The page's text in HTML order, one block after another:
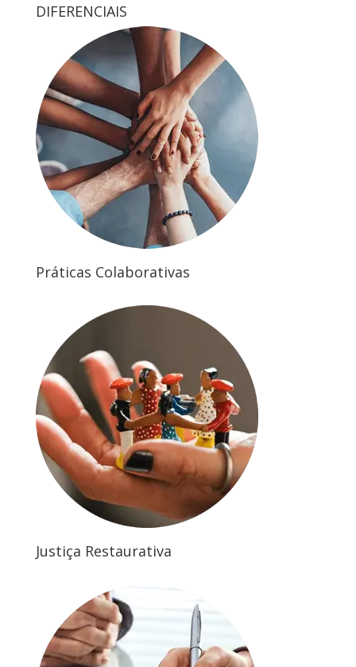
DIFERENCIAIS
Práticas Colaborativas
Justiça Restaurativa